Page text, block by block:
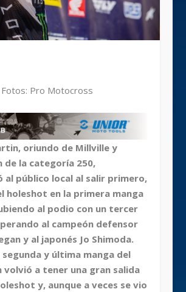
Pro Motocross
oriundo de Millville y
de la categoría 250,
al público local al salir primero,
holeshot en la primera manga
al podio con un tercer
al campeón defensor
y al japonés Jo Shimoda.
y última manga del
volvió a tener una gran salida
y, aunque a veces se vio